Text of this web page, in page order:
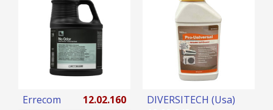
Errecom
12.02.160
DIVERSITECH (Usa)